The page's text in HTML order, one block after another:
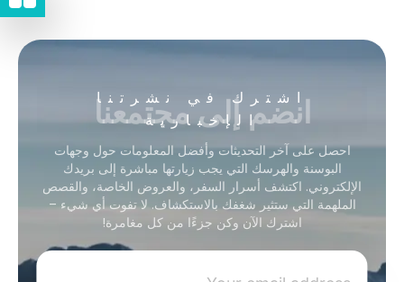
اشترك في نشرتنا
الإخبارية
انضم إلى مجتمعنا
احصل على آخر التحديثات وأفضل المعلومات حول وجهات
البوسنة والهرسك التي يجب زيارتها مباشرة إلى بريدك
الإلكتروني. اكتشف أسرار السفر، والعروض الخاصة، والقصص
الملهمة التي ستثير شغفك بالاستكشاف. لا تفوت أي شيء –
اشترك الآن وكن جزءًا من كل مغامرة!